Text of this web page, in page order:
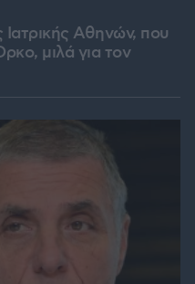
Αθηνών, που
μιλά για τον